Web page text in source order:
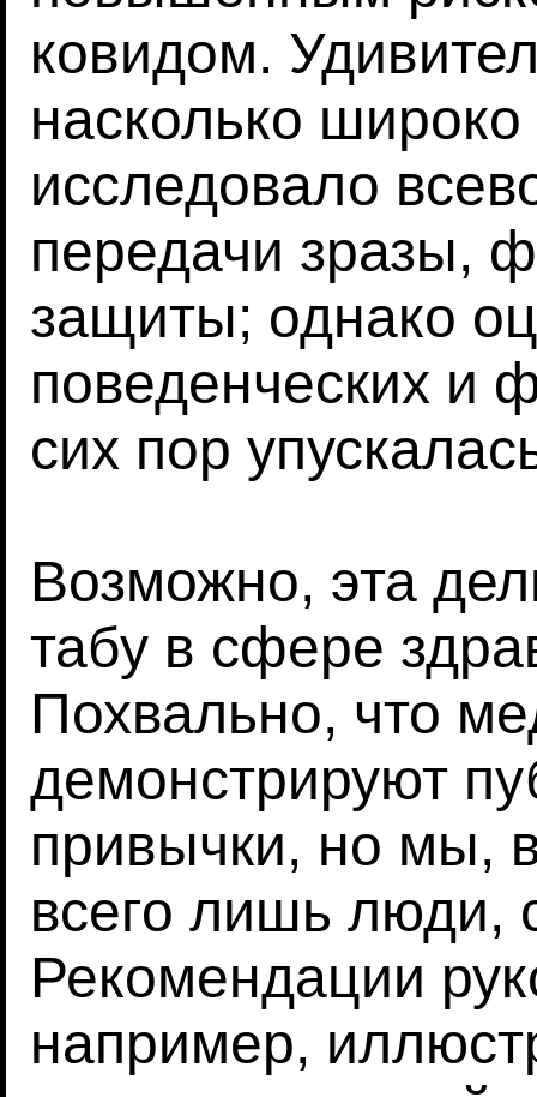
ковидом.
насколько
исследовало
передачи зразы,
защиты; однако
поведенческих и
сих пор
Возможно, эта
табу в сфере
Похвально, что
демонстрируют
привычки, но мы,
всего лишь люди,
Рекомендации
например,